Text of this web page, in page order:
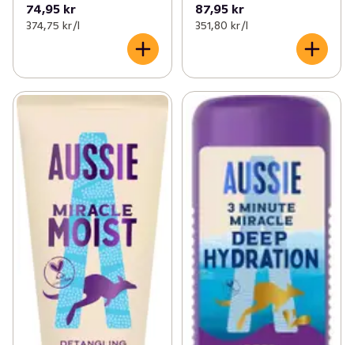
74,95 kr
374,75 kr /l
87,95 kr
351,80 kr /l